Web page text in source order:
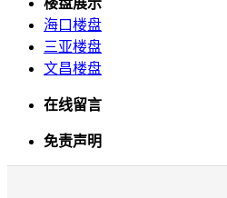
楼盘展示
海口楼盘
三亚楼盘
文昌楼盘
在线留言
免责声明